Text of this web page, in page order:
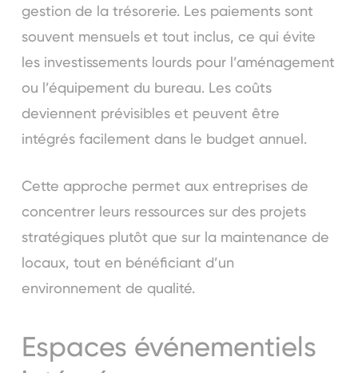
gestion de la trésorerie. Les paiements sont
souvent mensuels et tout inclus, ce qui évite
les investissements lourds pour l’aménagement
ou l’équipement du bureau. Les coûts
deviennent prévisibles et peuvent être
intégrés facilement dans le budget annuel.
Cette approche permet aux entreprises de
concentrer leurs ressources sur des projets
stratégiques plutôt que sur la maintenance de
locaux, tout en bénéficiant d’un
environnement de qualité.
Espaces événementiels